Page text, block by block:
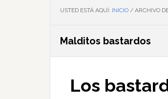
USTED ESTÁ AQUÍ: INICIO / ARCHIVO
Malditos bastardos
Los